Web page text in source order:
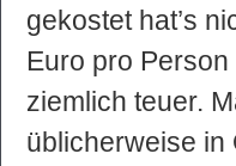
gekostet hat’s
Euro pro
ziemlich teuer.
üblicherweise in